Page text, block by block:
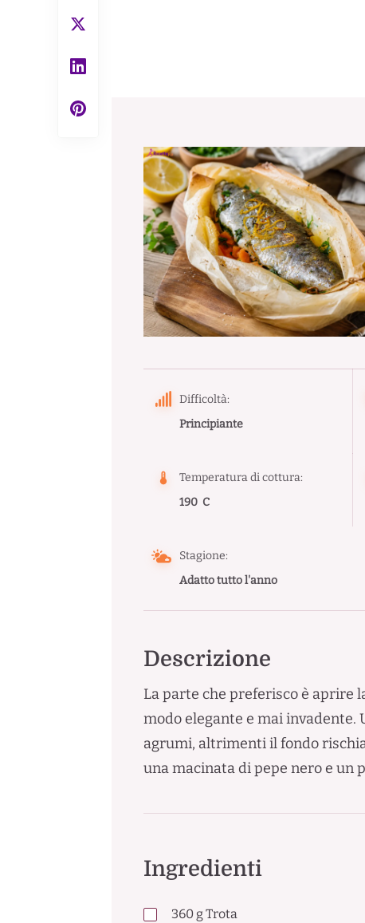
Difficoltà:
Principiante
Temperatura di cottura:
190 C
Stagione:
Adatto tutto l'anno
Descrizione
La parte che preferisco è aprire
modo elegante e mai invadente.
agrumi, altrimenti il fondo
una macinata di pepe nero e un
Ingredienti
360 gTrota